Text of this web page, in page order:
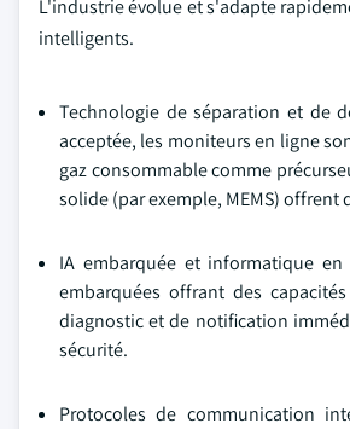
L'industrie évolue et s'adapte
intelligents.
Technologie de séparation et de
acceptée, les moniteurs en ligne
gaz consommable comme
solide (par exemple, MEMS)
IA embarquée et informatique
embarquées offrant des
diagnostic et de notification
sécurité.
Protocoles de communication